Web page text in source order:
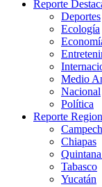
Reporte
Deportes
Ecología
Medio
Nacional
Política
Reporte
Chiapas
Tabasco
Yucatán